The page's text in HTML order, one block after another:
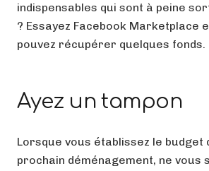
indispensables qui sont à peine
? Essayez Facebook Marketplace
pouvez récupérer quelques fonds.
Ayez un tampon
Lorsque vous établissez le budget
prochain déménagement, ne vous